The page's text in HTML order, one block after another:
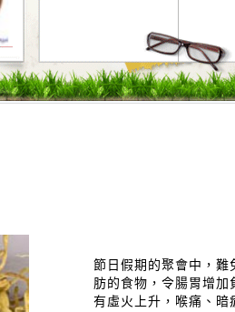
節日假期的聚會中，難
肪的食物，令腸胃增
有虛火上升，喉痛、暗